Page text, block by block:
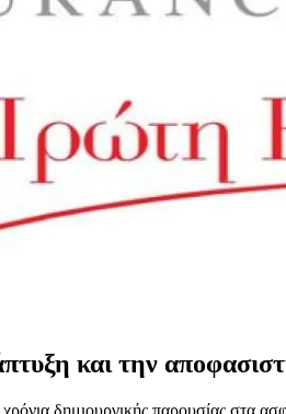
και την
δημιουργικής παρουσίας στα